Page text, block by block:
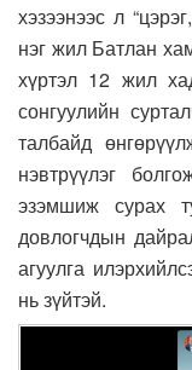
хэзээнээс л
нэг жил Батлан
хүртэл 12 жил
сонгуулийн
талбайд
нэвтрүүлэг
эзэмшиж сурах
довлогчдын
агуулга
нь зүйтэй.